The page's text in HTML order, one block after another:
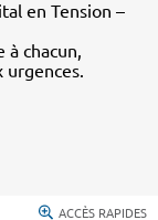
en Tension –
à chacun,
urgences.
ACCÈS RAPIDES